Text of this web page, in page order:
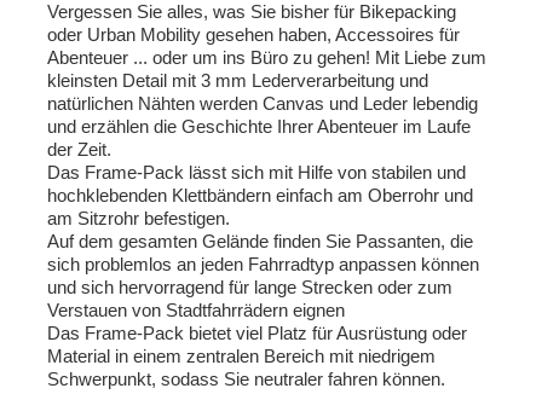
Vergessen Sie alles, was Sie bisher für Bikepacking
oder Urban Mobility gesehen haben, Accessoires für
Abenteuer ... oder um ins Büro zu gehen! Mit Liebe zum
kleinsten Detail mit 3 mm Lederverarbeitung und
natürlichen Nähten werden Canvas und Leder lebendig
und erzählen die Geschichte Ihrer Abenteuer im Laufe
der Zeit.
Das Frame-Pack lässt sich mit Hilfe von stabilen und
hochklebenden Klettbändern einfach am Oberrohr und
am Sitzrohr befestigen.
Auf dem gesamten Gelände finden Sie Passanten, die
sich problemlos an jeden Fahrradtyp anpassen können
und sich hervorragend für lange Strecken oder zum
Verstauen von Stadtfahrrädern eignen
Das Frame-Pack bietet viel Platz für Ausrüstung oder
Material in einem zentralen Bereich mit niedrigem
Schwerpunkt, sodass Sie neutraler fahren können.